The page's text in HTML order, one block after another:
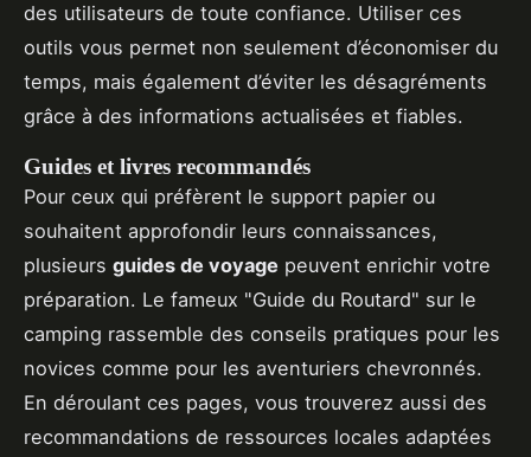
des utilisateurs de toute confiance. Utiliser ces
outils vous permet non seulement d’économiser du
temps, mais également d’éviter les désagréments
grâce à des informations actualisées et fiables.
Guides et livres recommandés
Pour ceux qui préfèrent le support papier ou
souhaitent approfondir leurs connaissances,
plusieurs guides de voyage peuvent enrichir votre
préparation. Le fameux "Guide du Routard" sur le
camping rassemble des conseils pratiques pour les
novices comme pour les aventuriers chevronnés.
En déroulant ces pages, vous trouverez aussi des
recommandations de ressources locales adaptées